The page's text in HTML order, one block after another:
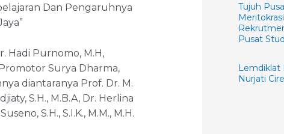
Dan Pengaruhnya
Hadi Purnomo, M.H,
Promotor Surya Dharma,
diantaranya Prof. Dr. M.
S.H., M.B.A, Dr. Herlina
S.H., S.I.K., M.M., M.H.
Tujuh
Pusat
Lemdiklat
Nurjati